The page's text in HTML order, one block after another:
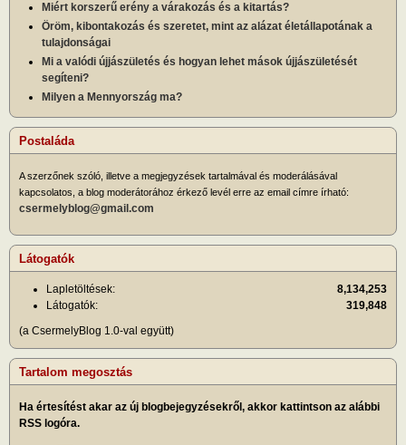
Miért korszerű erény a várakozás és a kitartás?
Öröm, kibontakozás és szeretet, mint az alázat életállapotának a
tulajdonságai
Mi a valódi újjászületés és hogyan lehet mások újjászületését
segíteni?
Milyen a Mennyország ma?
Postaláda
A szerzőnek szóló, illetve a megjegyzések tartalmával és moderálásával
kapcsolatos, a blog moderátorához érkező levél erre az email címre írható:
csermelyblog@gmail.com
Látogatók
Lapletöltések:
8,134,253
Látogatók:
319,848
(a CsermelyBlog 1.0-val együtt)
Tartalom megosztás
Ha értesítést akar az új blogbejegyzésekről, akkor kattintson az alábbi
RSS logóra.